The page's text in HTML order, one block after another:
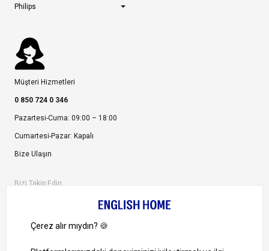
Philips
Müşteri Hizmetleri
0 850 724 0 346
Pazartesi-Cuma: 09:00 – 18:00
Cumartesi-Pazar: Kapalı
Bize Ulaşın
Bizi Takip Edin